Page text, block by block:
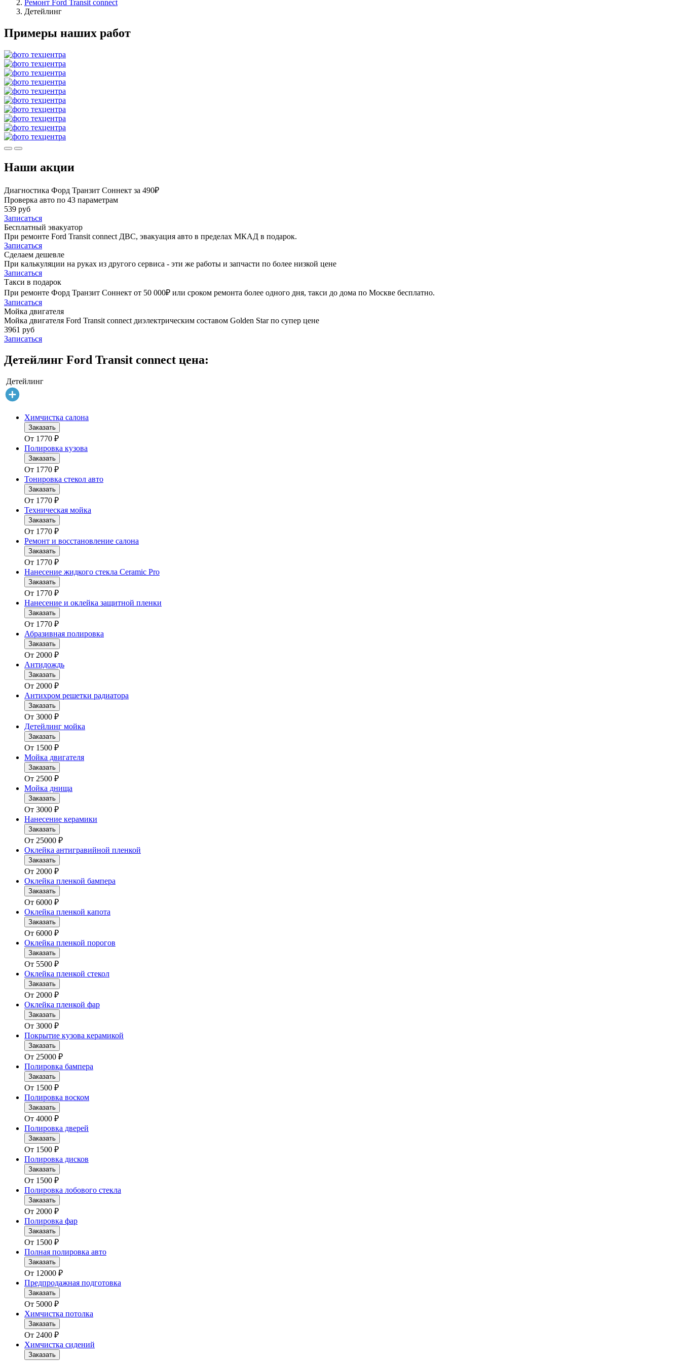
Ремонт Ford Transit connect
Детейлинг
Примеры наших работ
Наши акции
Диагностика Форд Транзит Соннект за 490₽
Проверка авто по 43 параметрам
539 руб
Записаться
Бесплатный эвакуатор
При ремонте Ford Transit connect ДВС, эвакуация авто в пределах МКАД в подарок.
Записаться
Сделаем дешевле
При калькуляции на руках из другого сервиса - эти же работы и запчасти по более низкой цене
Записаться
Такси в подарок
При ремонте Форд Транзит Соннект от 50 000₽ или сроком ремонта более одного дня, такси до дома по Москве бесплатно.
Записаться
Мойка двигателя
Мойка двигателя Ford Transit connect диэлектрическим составом Golden Star по супер цене
3961 руб
Записаться
Детейлинг Ford Transit connect цена:
Детейлинг
Химчистка салона
Заказать
От 1770 ₽
Полировка кузова
Заказать
От 1770 ₽
Тонировка стекол авто
Заказать
От 1770 ₽
Техническая мойка
Заказать
От 1770 ₽
Ремонт и восстановление салона
Заказать
От 1770 ₽
Нанесение жидкого стекла Ceramic Pro
Заказать
От 1770 ₽
Нанесение и оклейка защитной пленки
Заказать
От 1770 ₽
Абразивная полировка
Заказать
От 2000 ₽
Антидождь
Заказать
От 2000 ₽
Антихром решетки радиатора
Заказать
От 3000 ₽
Детейлинг мойка
Заказать
От 1500 ₽
Мойка двигателя
Заказать
От 2500 ₽
Мойка днища
Заказать
От 3000 ₽
Нанесение керамики
Заказать
От 25000 ₽
Оклейка антигравийной пленкой
Заказать
От 2000 ₽
Оклейка пленкой бампера
Заказать
От 6000 ₽
Оклейка пленкой капота
Заказать
От 6000 ₽
Оклейка пленкой порогов
Заказать
От 5500 ₽
Оклейка пленкой стекол
Заказать
От 2000 ₽
Оклейка пленкой фар
Заказать
От 3000 ₽
Покрытие кузова керамикой
Заказать
От 25000 ₽
Полировка бампера
Заказать
От 1500 ₽
Полировка воском
Заказать
От 4000 ₽
Полировка дверей
Заказать
От 1500 ₽
Полировка дисков
Заказать
От 1500 ₽
Полировка лобового стекла
Заказать
От 2000 ₽
Полировка фар
Заказать
От 1500 ₽
Полная полировка авто
Заказать
От 12000 ₽
Предпродажная подготовка
Заказать
От 5000 ₽
Химчистка потолка
Заказать
От 2400 ₽
Химчистка сидений
Заказать